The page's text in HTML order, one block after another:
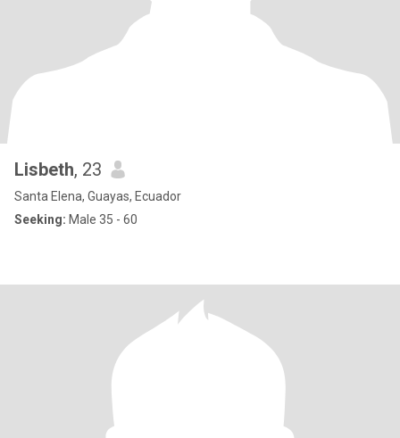
Lisbeth, 23
Santa Elena, Guayas, Ecuador
Seeking: Male 35 - 60